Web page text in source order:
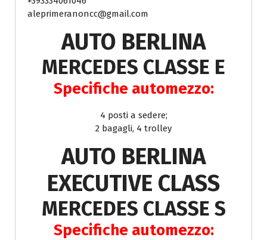
aleprimeranoncc@gmail.com
AUTO BERLINA
MERCEDES CLASSE E
Specifiche automezzo:
4 posti a sedere;
2 bagagli, 4 trolley
AUTO BERLINA
EXECUTIVE CLASS
MERCEDES CLASSE S
Specifiche automezzo: